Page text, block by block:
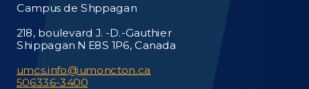
Campus de Shppagan
218, boulevard J. -D.-Gauthier
Shippagan N E8S 1P6, Canada
umcs.info@umoncton.ca
506336-3400